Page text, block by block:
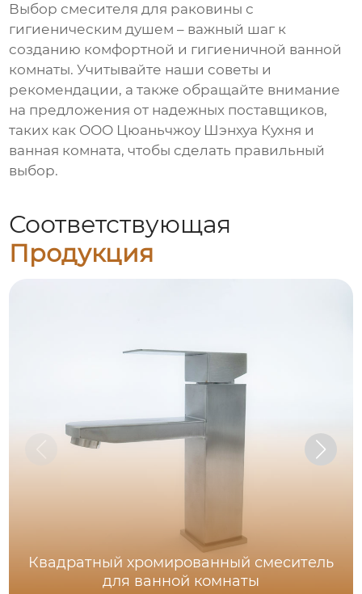
Выбор смесителя для раковины с
гигиеническим душем – важный шаг к
созданию комфортной и гигиеничной ванной
комнаты. Учитывайте наши советы и
рекомендации, а также обращайте внимание
на предложения от надежных поставщиков,
таких как ООО Цюаньчжоу Шэнхуа Кухня и
ванная комната, чтобы сделать правильный
выбор.
Соответствующая
Продукция
Квадратный хромированный смеситель
для ванной комнаты